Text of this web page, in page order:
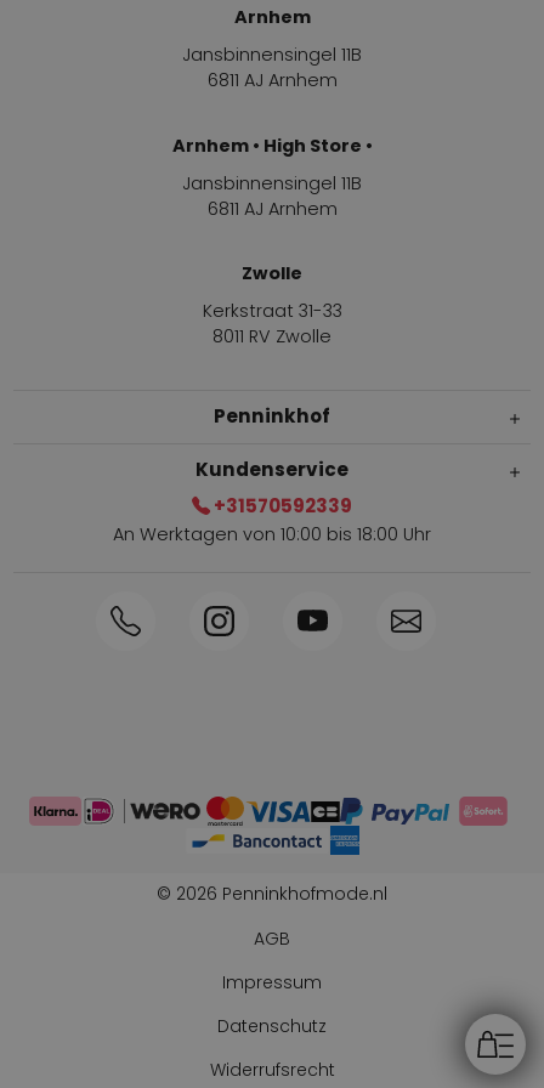
Arnhem
Jansbinnensingel 11B
6811 AJ Arnhem
Arnhem • High Store •
Jansbinnensingel 11B
6811 AJ Arnhem
Zwolle
Kerkstraat 31-33
8011 RV Zwolle
Penninkhof
Innerhalb von 1-3 Tagen geliefert
Persönliche Beratung: 0031-570592339
Kundenservice
+31570592339
An Werktagen von 10:00 bis 18:00 Uhr
© 2026 Penninkhofmode.nl
AGB
Impressum
Datenschutz
Widerrufsrecht